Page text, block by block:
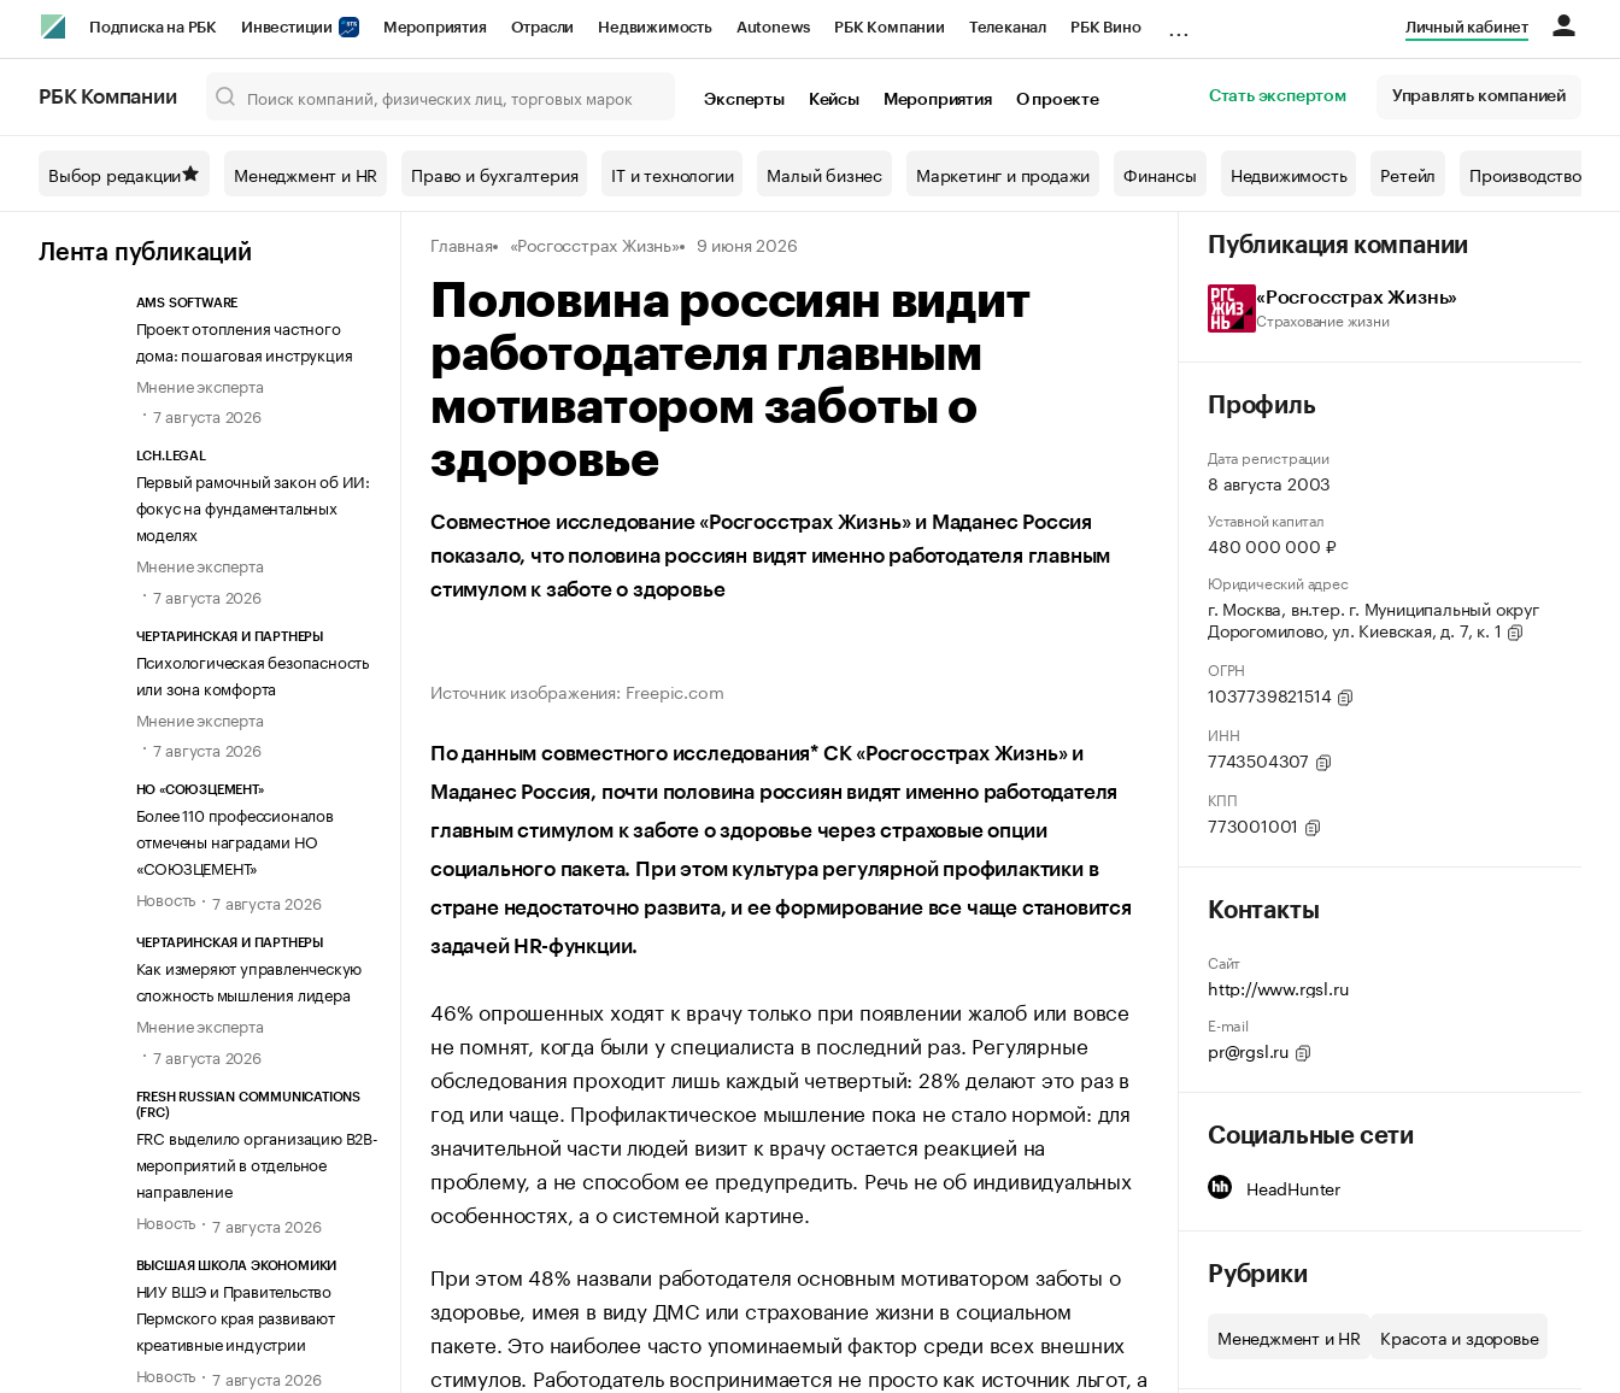
Подписка на РБК Инвестиции Мероприятия Отрасли Недвижимость Autonews РБК Компании Телеканал РБК Вино
Спецпроекты СПб Конференции СПб Спецпроекты Проверка контрагентов
Технологии и медиа Рынок наличной валюты
Личный кабинет
РБК Компании Эксперты Кейсы Мероприятия О проекте Стать экспертом Управлять компанией
Выбор редакции Менеджмент и HR Право и бухгалтерия IT и технологии Малый бизнес Маркетинг и продажи Финансы Недвижимость Ретейл Производство
Лента публикаций
AMS SOFTWARE
Проект отопления частного
дома: пошаговая инструкция
Мнение эксперта
7 августа 2026
LCH.LEGAL
Первый рамочный закон об ИИ:
фокус на фундаментальных
моделях
Мнение эксперта
7 августа 2026
ЧЕРТАРИНСКАЯ И ПАРТНЕРЫ
Психологическая безопасность
или зона комфорта
Мнение эксперта
7 августа 2026
НО «СОЮЗЦЕМЕНТ»
Более 110 профессионалов
отмечены наградами НО
«СОЮЗЦЕМЕНТ»
Новость
7 августа 2026
ЧЕРТАРИНСКАЯ И ПАРТНЕРЫ
Как измеряют управленческую
сложность мышления лидера
Мнение эксперта
7 августа 2026
FRESH RUSSIAN COMMUNICATIONS
(FRC)
FRC выделило организацию B2B-
мероприятий в отдельное
направление
Новость
7 августа 2026
ВЫСШАЯ ШКОЛА ЭКОНОМИКИ
НИУ ВШЭ и Правительство
Пермского края развивают
креативные индустрии
Новость
7 августа 2026
Главная «Росгосстрах Жизнь» 9 июня 2026
Половина россиян видит
работодателя главным
мотиватором заботы о
здоровье
Совместное исследование «Росгосстрах Жизнь» и Маданес Россия
показало, что половина россиян видят именно работодателя главным
стимулом к заботе о здоровье
Источник изображения: Freepic.com
По данным совместного исследования* СК «Росгосстрах Жизнь» и
Маданес Россия, почти половина россиян видят именно работодателя
главным стимулом к заботе о здоровье через страховые опции
социального пакета. При этом культура регулярной профилактики в
стране недостаточно развита, и ее формирование все чаще становится
задачей HR-функции.
46% опрошенных ходят к врачу только при появлении жалоб или вовсе
не помнят, когда были у специалиста в последний раз. Регулярные
обследования проходит лишь каждый четвертый: 28% делают это раз в
год или чаще. Профилактическое мышление пока не стало нормой: для
значительной части людей визит к врачу остается реакцией на
проблему, а не способом ее предупредить. Речь не об индивидуальных
особенностях, а о системной картине.
При этом 48% назвали работодателя основным мотиватором заботы о
здоровье, имея в виду ДМС или страхование жизни в социальном
пакете. Это наиболее часто упоминаемый фактор среди всех внешних
стимулов. Работодатель воспринимается не просто как источник льгот, а
Публикация компании
«Росгосстрах Жизнь»
Страхование жизни
Профиль
Дата регистрации
8 августа 2003
Уставной капитал
480 000 000 ₽
Юридический адрес
г. Москва, вн.тер. г. Муниципальный округ
Дорогомилово, ул. Киевская, д. 7, к. 1
ОГРН
1037739821514
ИНН
7743504307
КПП
773001001
Контакты
Сайт
http://www.rgsl.ru
E-mail
pr@rgsl.ru
Социальные сети
HeadHunter
Рубрики
Менеджмент и HR Красота и здоровье